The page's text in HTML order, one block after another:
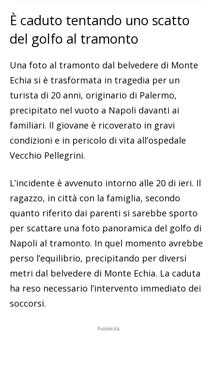
È caduto tentando uno scatto
del golfo al tramonto
Una foto al tramonto dal belvedere di Monte
Echia si è trasformata in tragedia per un
turista di 20 anni, originario di Palermo,
precipitato nel vuoto a Napoli davanti ai
familiari. Il giovane è ricoverato in gravi
condizioni e in pericolo di vita all’ospedale
Vecchio Pellegrini.
L’incidente è avvenuto intorno alle 20 di ieri. Il
ragazzo, in città con la famiglia, secondo
quanto riferito dai parenti si sarebbe sporto
per scattare una foto panoramica del golfo di
Napoli al tramonto. In quel momento avrebbe
perso l’equilibrio, precipitando per diversi
metri dal belvedere di Monte Echia. La caduta
ha reso necessario l’intervento immediato dei
soccorsi.
Pubblicità